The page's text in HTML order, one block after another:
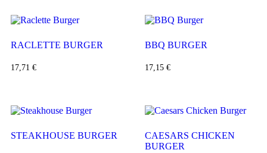
RACLETTE BURGER
17,71 €
BBQ BURGER
17,15 €
STEAKHOUSE BURGER
CAESARS CHICKEN
BURGER